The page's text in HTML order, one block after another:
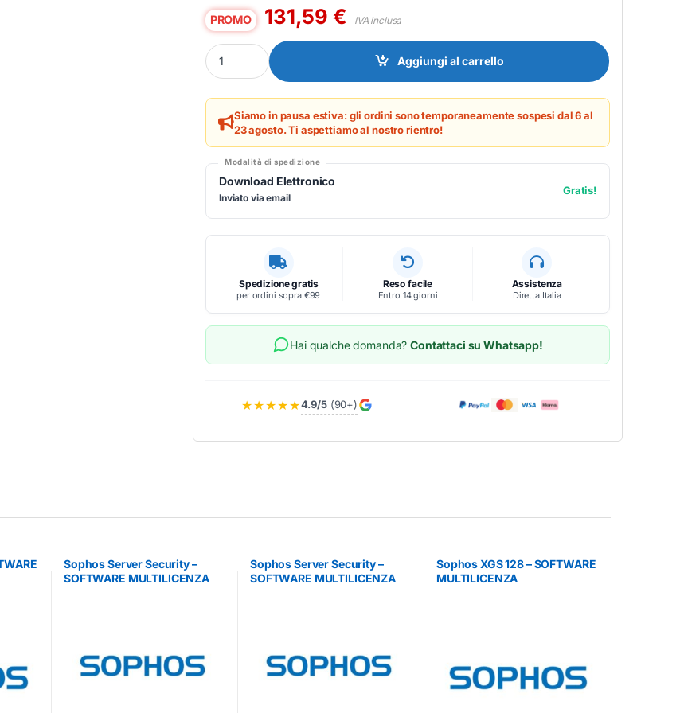
PROMO 131,59€ IVA inclusa
Sophos SPH - XDR SERVER (10-24) 6 MOS RW - SOFTWARE MULTILICENZA
Aggiungi al carrello
Siamo in pausa estiva: gli ordini sono temporaneamente sospesi dal 6 al
23 agosto. Ti aspettiamo al nostro rientro!
Modalità di spedizione
Download Elettronico
Inviato via email
Gratis!
Spedizione gratis
per ordini sopra €99
Reso facile
Entro 14 giorni
Assistenza
Diretta Italia
Hai qualche domanda?Contattaci su Whatsapp!
★★★★★4.9/5(90+)
Sophos Server Security –
SOFTWARE MULTILICENZA
Sophos Server Security –
SOFTWARE MULTILICENZA
Sophos XGS 128 – SOFTWARE
MULTILICENZA